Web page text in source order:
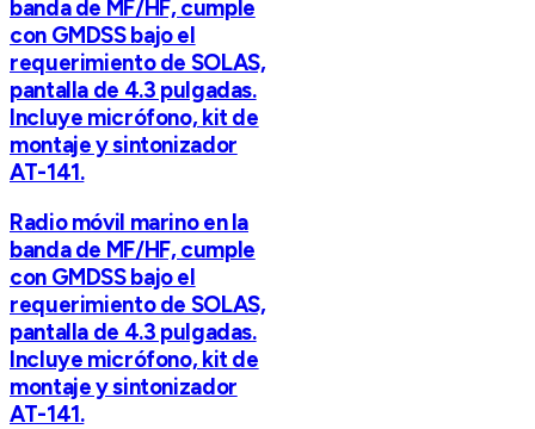
banda de MF/HF, cumple
con GMDSS bajo el
requerimiento de SOLAS,
pantalla de 4.3 pulgadas.
Incluye micrófono, kit de
montaje y sintonizador
AT-141.
Radio móvil marino en la
banda de MF/HF, cumple
con GMDSS bajo el
requerimiento de SOLAS,
pantalla de 4.3 pulgadas.
Incluye micrófono, kit de
montaje y sintonizador
AT-141.